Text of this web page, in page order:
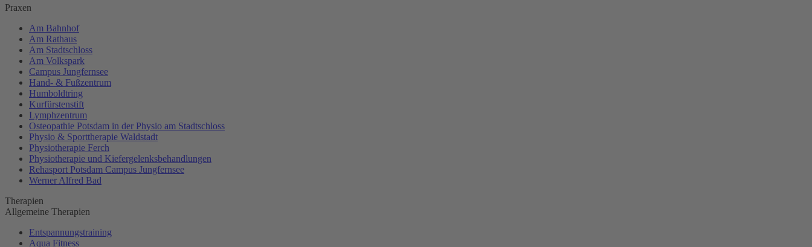
Praxen
Am Bahnhof
Am Rathaus
Am Stadtschloss
Am Volkspark
Campus Jungfernsee
Hand- & Fußzentrum
Humboldtring
Kurfürstenstift
Lymphzentrum
Osteopathie Potsdam in der Physio am Stadtschloss
Physio & Sporttherapie Waldstadt
Physiotherapie Ferch
Physiotherapie und Kiefergelenksbehandlungen
Rehasport Potsdam Campus Jungfernsee
Werner Alfred Bad
Therapien
Allgemeine Therapien
Entspannungstraining
Aqua Fitness